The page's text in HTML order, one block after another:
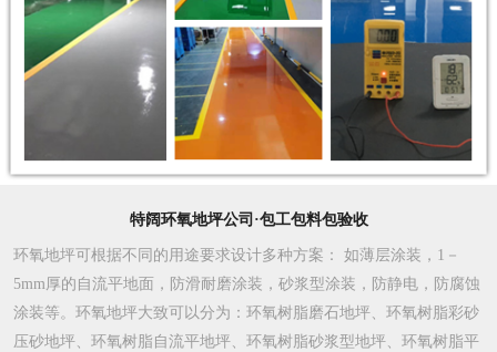
特阔环氧地坪公司·包工包料包验收
环氧地坪可根据不同的用途要求设计多种方案 ： 如薄层涂装，1－
5mm厚的自流平地面，防滑耐磨涂装，砂浆型涂装，防静电，防腐蚀
涂装等。环氧地坪大致可以分为：环氧树脂磨石地坪、环氧树脂彩砂
压砂地坪、环氧树脂自流平地坪、环氧树脂砂浆型地坪、环氧树脂平